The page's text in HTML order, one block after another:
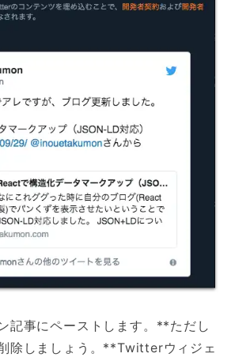
記事にペーストします。**ただし
除しましょう。**Twitterウィジェ